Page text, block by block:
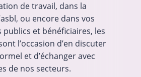
de travail, dans la
ou encore dans vos
et bénéficiaires, les
l’occasion d’en discuter
et d’échanger avec
de nos secteurs.